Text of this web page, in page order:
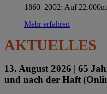
1860–2002: Auf 22.000m
Mehr erfahren
AKTUELLES
13. August 2026 | 65
und nach der Haft